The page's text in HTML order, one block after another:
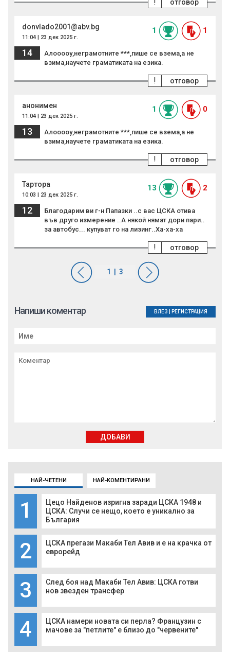
НАЙ-ЧЕТЕНИ НАЙ-КОМЕНТИРАНИ
1
Цецо Найденов изригна заради ЦСКА 1948 и
ЦСКА: Случи се нещо, което е уникално за
България
2
ЦСКА прегази Макаби Тел Авив и е на крачка от
еврорейд
3
След боя над Макаби Тел Авив: ЦСКА готви
нов звезден трансфер
4
ЦСКА намери новата си перла? Французин с
мачове за "петлите" е близо до "червените"
отговор
donvlado2001@abv.bg
11:04 | 23 дек 2025 г.
1 1
14
Алооооу,неграмотните ***,пише се взема,а не
взима,научете граматиката на езика.
отговор
!
анонимен
11:04 | 23 дек 2025 г.
1 0
13
Алооооу,неграмотните ***,пише се взема,а не
взима,научете граматиката на езика.
отговор
!
Тартора
10:03 | 23 дек 2025 г.
13 2
12
Благодарим ви г-н Папазки ..с вас ЦСКА отива
във друго измерение ..А някой нямат дори пари..
за автобус... купуват го на лизинг..Ха-ха-ха
отговор
!
Напиши коментар ВЛЕЗ РЕГИСТРАЦИЯ
ДОБАВИ